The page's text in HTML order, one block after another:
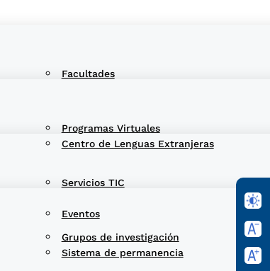
Facultades
Centro de Lenguas Extranjeras
Eventos
Programas Virtuales
Servicios TIC
Sistema de permanencia
Grupos de investigación